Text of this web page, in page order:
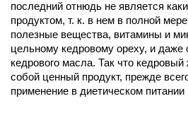
последний отнюдь не является
продуктом, т. к. в нем в полной
полезные вещества, витамины и
цельному кедровому ореху, и даже
кедрового масла. Так что
собой ценный продукт, прежде
применение в диетическом питании